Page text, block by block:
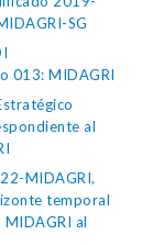
SG
013: MIDAGRI
al
MIDAGRI,
temporal
al